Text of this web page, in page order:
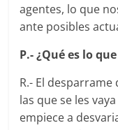
agentes, lo que
ante posibles
P.- ¿Qué es lo
R.- El desparrame
las que se les
empiece a